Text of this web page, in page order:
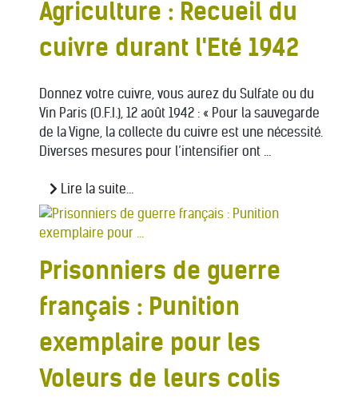
Agriculture : Recueil du
cuivre durant l'Eté 1942
Donnez votre cuivre, vous aurez du Sulfate ou du
Vin Paris (O.F.I.), 12 août 1942 : « Pour la sauvegarde
de la Vigne, la collecte du cuivre est une nécessité.
Diverses mesures pour l’intensifier ont ...
Lire la suite...
Prisonniers de guerre
français : Punition
exemplaire pour les
Voleurs de leurs colis